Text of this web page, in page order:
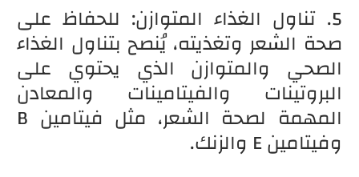
5. تناول الغذاء المتوازن: للحفاظ على
صحة الشعر وتغذيته، يُنصح بتناول الغذاء
الصحي والمتوازن الذي يحتوي على
البروتينات والفيتامينات والمعادن
المهمة لصحة الشعر، مثل فيتامين B
وفيتامين E والزنك.